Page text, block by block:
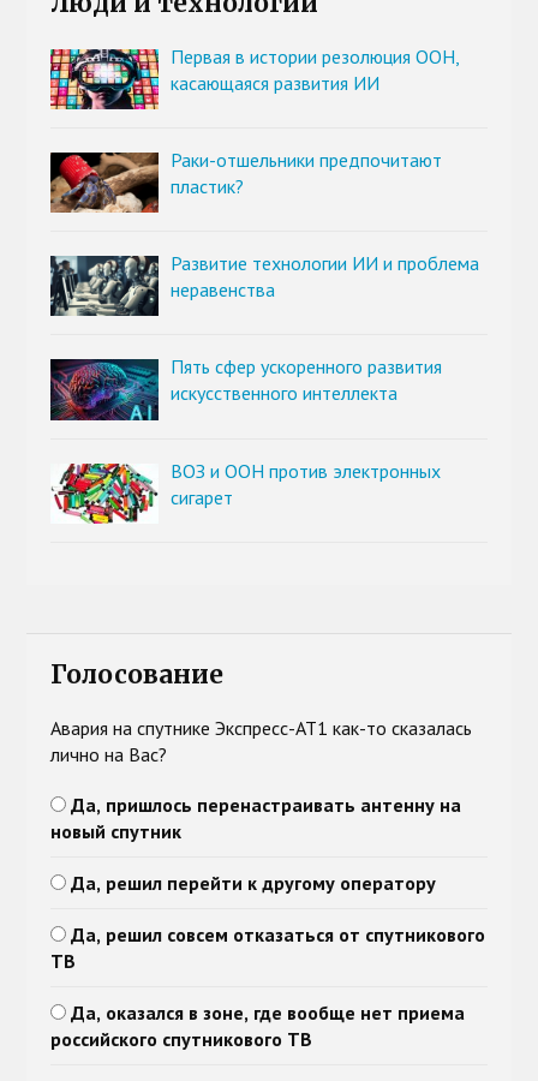
Первая в истории резолюция ООН,
касающаяся развития ИИ
Раки-отшельники предпочитают
пластик?
Развитие технологии ИИ и проблема
неравенства
Пять сфер ускоренного развития
искусственного интеллекта
ВОЗ и ООН против электронных
сигарет
Голосование
Авария на спутнике Экспресс-АТ1 как-то сказалась
лично на Вас?
Да, пришлось перенастраивать антенну на
новый спутник
Да, решил перейти к другому оператору
Да, решил совсем отказаться от спутникового
ТВ
Да, оказался в зоне, где вообще нет приема
российского спутникового ТВ